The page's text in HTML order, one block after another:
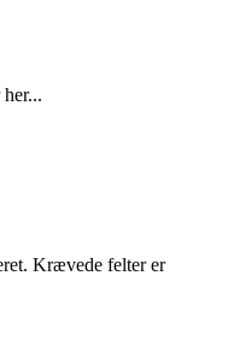
Krævede felter er